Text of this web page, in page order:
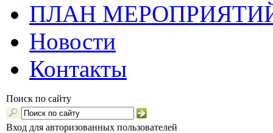
ПЛАН
Новости
Контакты
Поиск по сайту
Вход для авторизованных пользователей